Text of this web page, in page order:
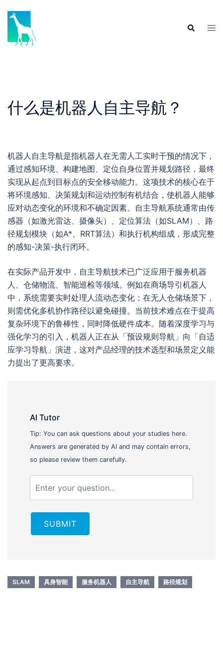
content
Search
什么是机器人自主导航？
机器人自主导航是指机器人在无需人工实时干预的情况下，
通过感知环境、构建地图、定位自身位置并规划路径，最终
实现从起点到目标点的安全移动能力。这项技术的核心在于
将环境感知、决策规划和运动控制有机结合，使机器人能够
应对动态变化的环境和不确定因素。自主导航系统通常由传
感器（如激光雷达、摄像头）、定位算法（如SLAM）、路
径规划模块（如A*、RRT算法）和执行机构组成，形成完整
的感知-决策-执行闭环。
在实际产品开发中，自主导航技术已广泛应用于服务机器
人、仓储物流、智能巡检等领域。例如在商场导引机器人
中，系统需要实时处理人流动态变化；在无人仓储场景下，
则需优化多机协作路径以避免碰撞。当前技术难点在于提高
复杂环境下的鲁棒性，同时降低硬件成本。随着深度学习与
强化学习的引入，机器人正在从「预设规则导航」向「自适
应学习导航」演进，这对产品经理的技术选型和场景定义能
力提出了更高要求。
AI Tutor
Tip: You can ask questions about your studies here.
Answers are generated by AI and may contain errors,
so please review them carefully.
SUBMIT
SLAM 具身智能 服务机器人 自主导航 路径规划